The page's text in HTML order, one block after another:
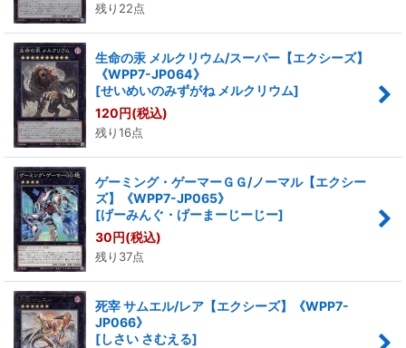
残り22点
生命の汞 メルクリウム/スーパー【エクシーズ】
《WPP7-JP064》
[せいめいのみずがね メルクリウム]
120円(税込)
残り16点
ゲーミング・ゲーマーＧＧ/ノーマル【エクシー
ズ】《WPP7-JP065》
[げーみんぐ・げーまーじーじー]
30円(税込)
残り37点
死宰 サムエル/レア【エクシーズ】《WPP7-
JP066》
[しさい さむえる]